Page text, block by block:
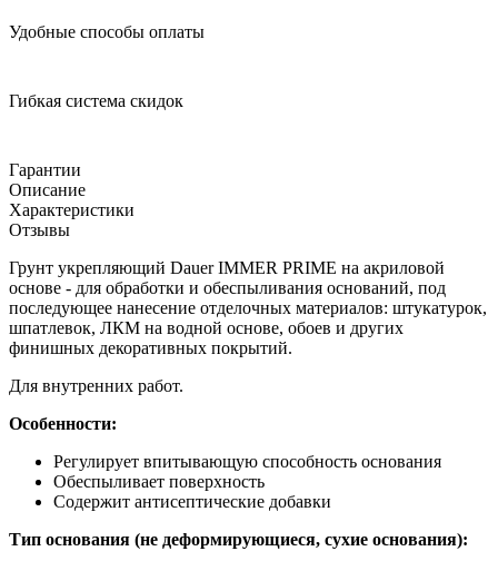
Удобные способы оплаты
Гибкая система скидок
Гарантии
Описание
Характеристики
Отзывы
Грунт укрепляющий Dauer IMMER PRIME на акриловой
основе - для обработки и обеспыливания оснований, под
последующее нанесение отделочных материалов: штукатурок,
шпатлевок, ЛКМ на водной основе, обоев и других
финишных декоративных покрытий.
Для внутренних работ.
Особенности:
Регулирует впитывающую способность основания
Обеспыливает поверхность
Содержит антисептические добавки
Тип основания (не деформирующиеся, сухие основания):